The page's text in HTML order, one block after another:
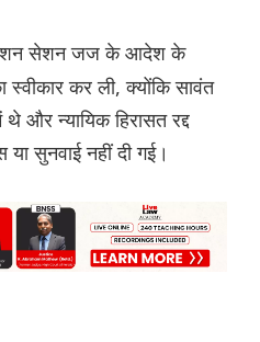
सेशन जज के आदेश के
स्वीकार कर ली, क्योंकि सावंत
और न्यायिक हिरासत रद्द
सुनवाई नहीं दी गई।